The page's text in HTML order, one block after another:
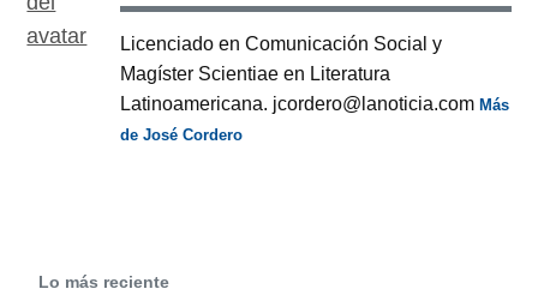
Licenciado en Comunicación Social y
Magíster Scientiae en Literatura
Latinoamericana. jcordero@lanoticia.comMás
de José Cordero
Lo más reciente